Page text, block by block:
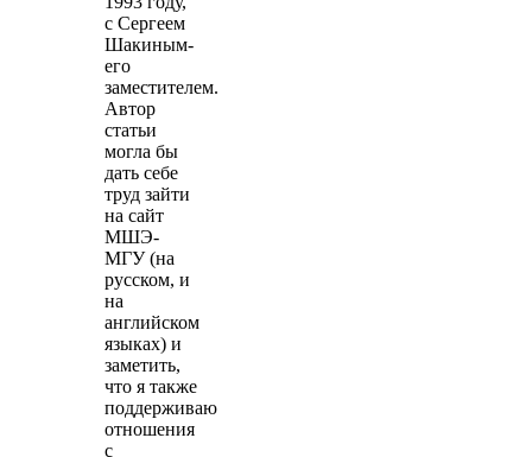
с Сергеем
Шакиным-
его
заместителем.
Автор
статьи
могла бы
дать себе
труд зайти
на сайт
МШЭ-
МГУ (на
русском, и
на
английском
языках) и
заметить,
что я также
поддерживаю
отношения
с